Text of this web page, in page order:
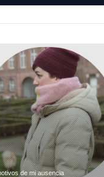
5 de paletas de sombras para esta